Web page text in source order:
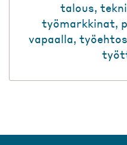
talous,
työmarkkinat,
vapaalla,